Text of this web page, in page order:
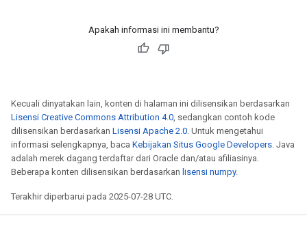
Apakah informasi ini membantu?
Kecuali dinyatakan lain, konten di halaman ini dilisensikan berdasarkan
Lisensi Creative Commons Attribution 4.0, sedangkan contoh kode
dilisensikan berdasarkan Lisensi Apache 2.0. Untuk mengetahui
informasi selengkapnya, baca Kebijakan Situs Google Developers. Java
adalah merek dagang terdaftar dari Oracle dan/atau afiliasinya.
Beberapa konten dilisensikan berdasarkan lisensi numpy.
Terakhir diperbarui pada 2025-07-28 UTC.